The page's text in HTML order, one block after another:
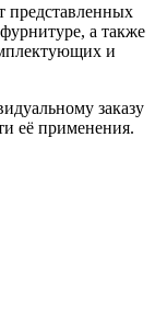
представленных
а также
и
заказу
её применения.